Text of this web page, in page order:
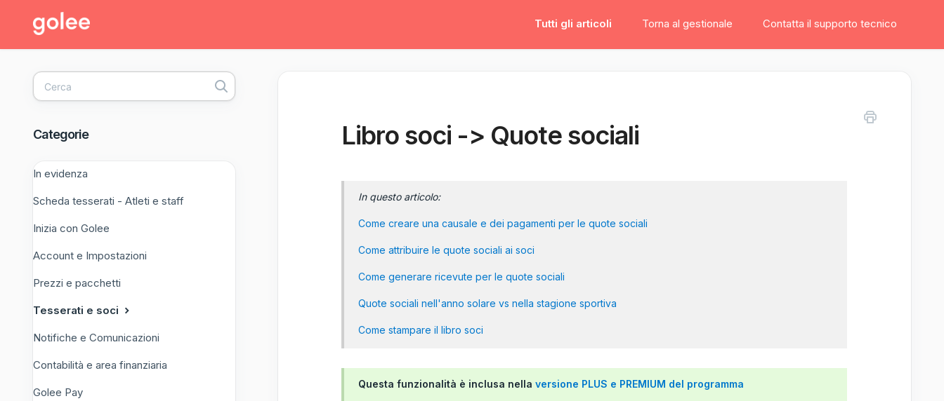
Tutti gli articoli Torna al gestionale Contatta il supporto tecnico
Libro soci -> Quote sociali
In questo articolo:
Come creare una causale e dei pagamenti per le quote sociali
Come attribuire le quote sociali ai soci
Come generare ricevute per le quote sociali
Quote sociali nell'anno solare vs nella stagione sportiva
Come stampare il libro soci
Questa funzionalità è inclusa nellaversione PLUS e PREMIUM del programma
Toggle
Search
Categorie
In evidenza
Scheda tesserati - Atleti e staff
Inizia con Golee
Account e Impostazioni
Prezzi e pacchetti
Tesserati e soci
Notifiche e Comunicazioni
Contabilità e area finanziaria
Golee Pay